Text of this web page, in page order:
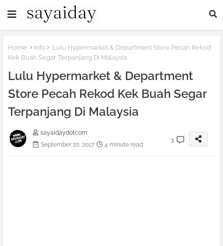
Home Info
Lulu Hypermarket & Department Store Pecah Rekod
Kek Buah Segar Terpanjang Di Malaysia
Lulu Hypermarket & Department
Store Pecah Rekod Kek Buah Segar
Terpanjang Di Malaysia
sayaidaydotcom
September 20, 2017
4 minute read
1